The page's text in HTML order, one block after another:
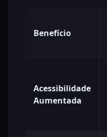
Benefício
Acessibilidade
Aumentada